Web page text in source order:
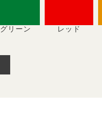
グリーン レッド